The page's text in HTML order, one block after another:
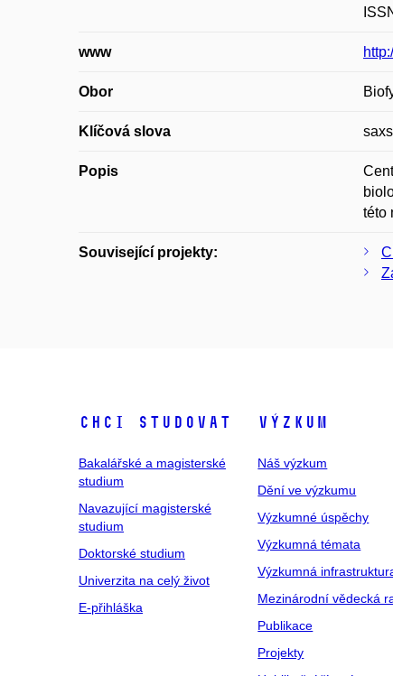
www
Obor
Klíčová slova
Popis
této
Související projekty:
Chci studovat
Bakalářské a magisterské
studium
Navazující magisterské
studium
Doktorské studium
Univerzita na celý život
E-přihláška
Výzkum
Náš výzkum
Dění ve výzkumu
Výzkumné úspěchy
Výzkumná témata
Výzkumná
Mezinárodní vědecká
Publikace
Projekty